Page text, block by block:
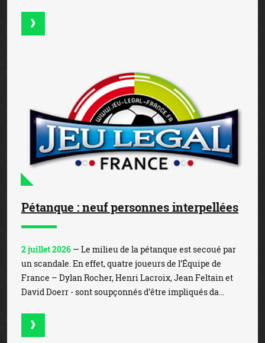
Pétanque : neuf personnes interpellées
2 juillet 2026 — Le milieu de la pétanque est secoué par
un scandale. En effet, quatre joueurs de l’Équipe de
France – Dylan Rocher, Henri Lacroix, Jean Feltain et
David Doerr - sont soupçonnés d’être impliqués da...